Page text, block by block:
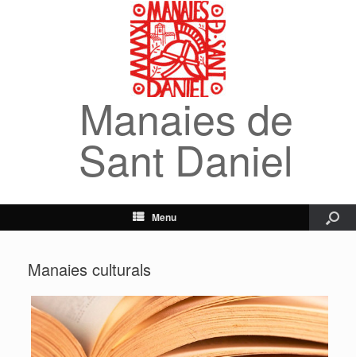
Manaies de
Sant Daniel
Menu
Manaies culturals